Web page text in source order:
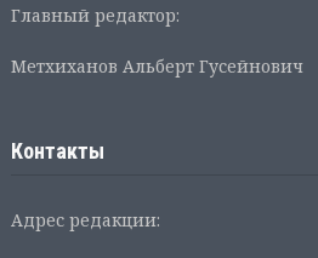
Главный редактор:
Метхиханов Альберт Гусейнович
Контакты
Адрес редакции: